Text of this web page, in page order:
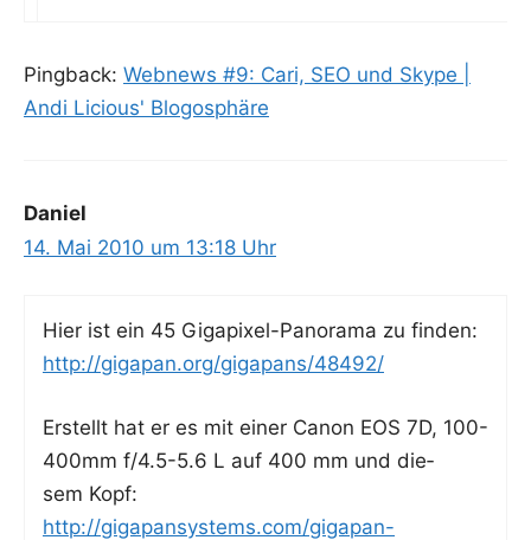
Pingback: Webnews #9: Cari, SEO und Skype |
Andi Licious' Blogosphäre
Daniel
14. Mai 2010 um 13:18 Uhr
Hier ist ein 45 Giga­pi­xel-Pan­ora­ma zu finden:
http://gigapan.org/gigapans/48492/
Erstellt hat er es mit einer Canon EOS 7D, 100-
400mm f/4.5-5.6 L auf 400 mm und die­
sem Kopf:
http://gigapansystems.com/gigapan-